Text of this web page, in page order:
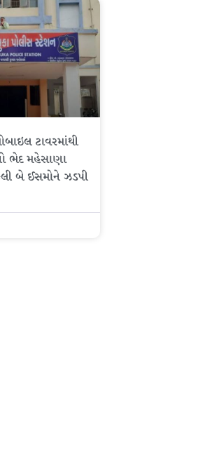
ટાવરમાંથી
ભેદ મહેસાણા
બે ઈસમોને ઝડપી